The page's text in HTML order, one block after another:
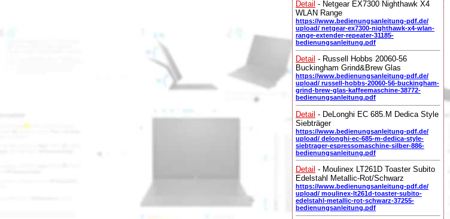
Detail - Netgear EX7300 Nighthawk X4
WLAN Range
https://www.bedienungsanleitung-pdf.de/
upload/ netgear-ex7300-nighthawk-x4-wlan-
range-extender-repeater-31185-
bedienungsanleitung.pdf
Detail - Russell Hobbs 20060-56
Buckingham Grind&Brew Glas
https://www.bedienungsanleitung-pdf.de/
upload/ russell-hobbs-20060-56-buckingham-
grind-brew-glas-kaffeemaschine-38772-
bedienungsanleitung.pdf
Detail - DeLonghi EC 685.M Dedica Style
Siebträger
https://www.bedienungsanleitung-pdf.de/
upload/ delonghi-ec-685-m-dedica-style-
siebtrager-espressomaschine-silber-886-
bedienungsanleitung.pdf
Detail - Moulinex LT261D Toaster Subito
Edelstahl Metallic-Rot/Schwarz
https://www.bedienungsanleitung-pdf.de/
upload/ moulinex-lt261d-toaster-subito-
edelstahl-metallic-rot-schwarz-37255-
bedienungsanleitung.pdf